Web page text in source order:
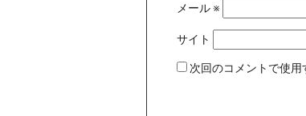
メール※
サイト
次回のコメントで使用